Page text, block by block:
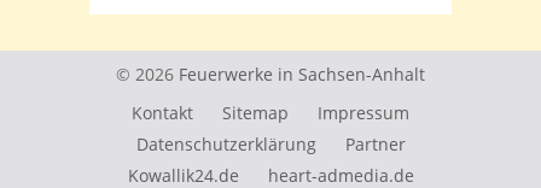
© 2026 Feuerwerke in Sachsen-Anhalt
Kontakt
Sitemap
Impressum
Datenschutzerklärung
Partner
Kowallik24.de
heart-admedia.de